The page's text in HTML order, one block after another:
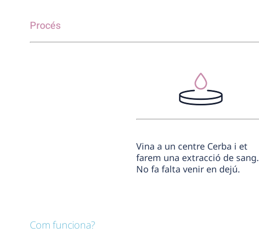
Procés
Vina a un centre Cerba i et
farem una extracció de sang.
No fa falta venir en dejú.
Com funciona?